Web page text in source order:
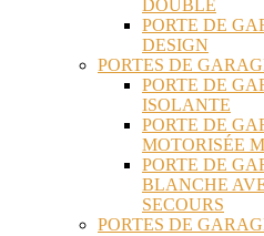
DOUBLE
PORTE DE
DESIGN
PORTES DE
PORTE DE
ISOLANTE
PORTE DE
MOTORISÉE
PORTE DE
BLANCHE
SECOURS
PORTES DE